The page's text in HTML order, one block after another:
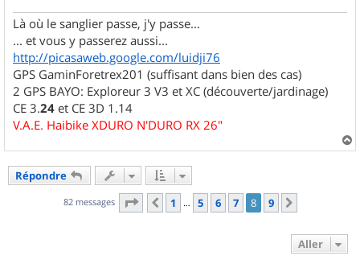
Là où le sanglier passe, j'y passe...
... et vous y passerez aussi...
http://picasaweb.google.com/luidji76
GPS GaminForetrex201 (suffisant dans bien des cas)
2 GPS BAYO: Exploreur 3 V3 et XC (découverte/jardinage)
CE 3.24 et CE 3D 1.14
V.A.E. Haibike XDURO N'DURO RX 26"
a
Répondre
82 messages Page 8sur 9
Précédent
1 … 5 6 7 8 9
Aller